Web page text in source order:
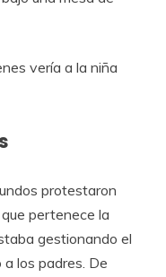
vería a la niña
protestaron
pertenece la
gestionando el
los padres. De